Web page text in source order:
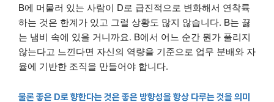
B에 머물러 있는 사람이 D로 급진적으로 변화해서 연착륙
하는 것은 한계가 있고 그럴 상황도 많지 않습니다. B는 끓
는 냄비 속에 있을 거니까요. B에서 어느 순간 뭔가 풀리지
않는다고 느낀다면 자신의 역량을 기준으로 업무 분배와 자
율에 기반한 조직을 만들어야 합니다.
물론 좋은 D로 향한다는 것은 좋은 방향성을 항상 다루는 것을 의미